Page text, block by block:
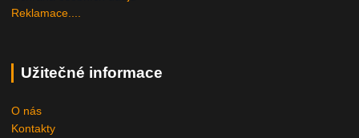
Reklamace....
Užitečné informace
O nás
Kontakty